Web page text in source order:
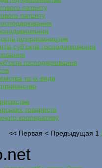
патенту
патенту
підприємництва
суб'єктів господарювання
господарювання
та їх види
товариств
кооперативу
<< Первая < Предыдущая 1